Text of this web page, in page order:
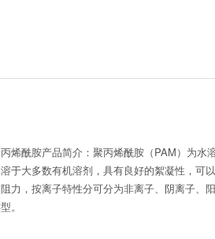
烯酰胺产品简介：聚丙烯酰胺（PAM）为水
于大多数有机溶剂，具有良好的絮凝性，可
力，按离子特性分可分为非离子、阴离子、
。